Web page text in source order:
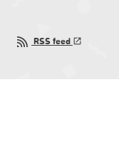
RSS feed